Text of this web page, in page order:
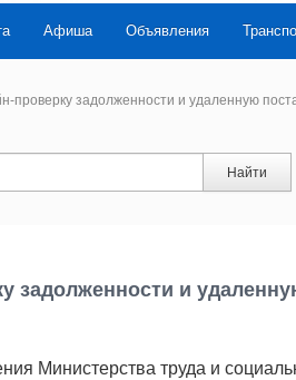
Афиша Объявления
задолженности и удаленную
Найти
и
Министерства труда и